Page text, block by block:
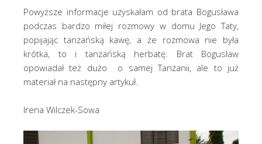
Powyższe informacje uzyskałam od brata Bogusława
podczas bardzo miłej rozmowy w domu Jego Taty,
popijając tanzańską kawę, a że rozmowa nie była
krótka, to i tanzańską herbatę. Brat Bogusław
opowiadał też dużo o samej Tanzanii, ale to już
materiał na następny artykuł.
Irena Wilczek-Sowa